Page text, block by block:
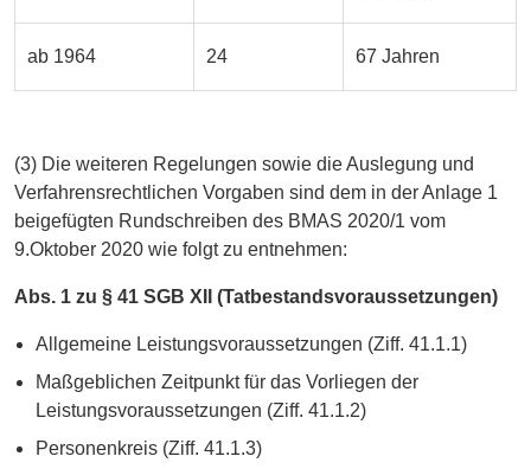
ab 1964 24 67 Jahren
(3) Die weiteren Regelungen sowie die Auslegung und
Verfahrensrechtlichen Vorgaben sind dem in der Anlage 1
beigefügten Rundschreiben des BMAS 2020/1 vom
9.Oktober 2020 wie folgt zu entnehmen:
Abs. 1 zu § 41 SGB XII (Tatbestandsvoraussetzungen)
Allgemeine Leistungsvoraussetzungen (Ziff. 41.1.1)
Maßgeblichen Zeitpunkt für das Vorliegen der
Leistungsvoraussetzungen (Ziff. 41.1.2)
Personenkreis (Ziff. 41.1.3)